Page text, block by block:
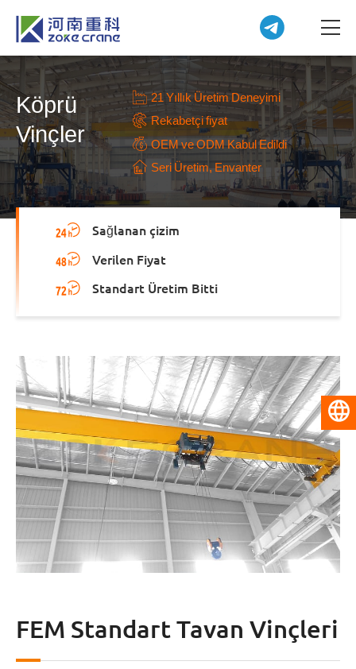
Köprü
Vinçler
21 Yıllık Üretim Deneyimi
Rekabetçi fiyat
OEM ve ODM Kabul Edildi
Seri Üretim, Envanter
Sağlanan çizim
Verilen Fiyat
Standart Üretim Bitti
FEM Standart Tavan Vinçleri
Türkçe